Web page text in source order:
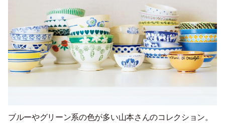
ブルーやグリーン系の色が多い山本さんのコレクション。